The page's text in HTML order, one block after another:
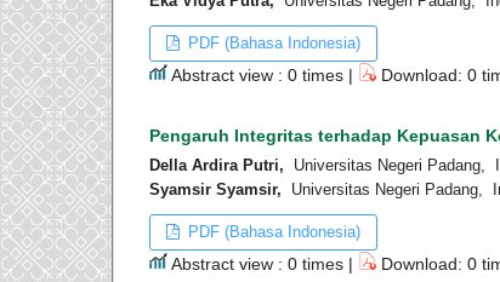
PDF (Bahasa Indonesia)
Abstract view : 0 times | Download: 0
Pengaruh Integritas terhadap Kepuasan
Della Ardira Putri, Universitas Negeri Padang,
Syamsir Syamsir, Universitas Negeri Padang,
PDF (Bahasa Indonesia)
Abstract view : 0 times | Download: 0